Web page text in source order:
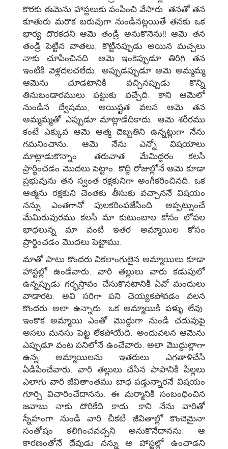
కొరకు ఈమెను హాస్టలుకు పంపించి వేసారు. తనతో తన
కూతురు మరొక బరువుగా నుండినట్లయితే తనకు ఒక
భార్య దొరకదని ఆమె తండ్రి అనుకొనెను!! ఆమె తన
తండ్రి పెట్టిన వాతలు, కొట్టినప్పుడు అయిన మచ్చలు
నాకు చూపించినది. ఆమె ఇంకెప్పుడూ తిరిగి తన
ఇంటికి వెళ్లదలచలేదు. అప్పుడప్పుడూ ఆమె అమ్మమ్మ
ఆమెను చూడటానికి వచ్చినప్పుడు కొన్ని
తినుబండారములు పట్టుకు వచ్చేది. కాని ఆమెలో
నుండిన ద్వేషము, అయిష్టత వలన ఆమె తన
అమ్మమ్మతో ఎప్పుడూ మాట్లాడేదికాదు. ఆమె శరీరము
కంటే ఎక్కువ ఆమె ఆత్మ దెబ్బతిని ఉన్నట్లుగా నేను
గమనించాను. ఆమె నేను ఎన్నో విషయాలు
మాట్లాడుకొన్నాం. తరువాత మేమిద్దరం కలసి
ప్రార్థించడం మొదలు పెట్టాం. కొద్ది రోజుల్లోనే ఆమె కూడా
ప్రభువును తన స్వంత రక్షకునిగా అంగీకరించినది. ఒక
ఆత్మను రక్షకుని చెంతకు తీసుకు వచ్చాననే విషయం
నన్ను ఎంతగానో పులకరింపజేసింది. అప్పట్నుంచే
మేమిరువురము కలసి మా కుటుంబాల కోసం లోపల
భాధలున్న మా వంటి ఇతర అమ్మాయిల కోసం
ప్రార్థించడం మొదలు పెట్టాము.
మాతో పాటు కొందరు వికలాంగులైన అమ్మాయిలు కూడా
హాస్టల్లో ఉండేవారు. వారి తల్లులు వారు కడుపులో
ఉన్నప్పుడు గర్భస్రావం చేసుకొనటానికి ఏవో మందులు
వాడారట. అవి సరిగా పని చెయ్యకపోవడం వలన
కొందరు అలా ఉన్నారు. ఒక అమ్మాయికి పళ్ళు లేవు.
ఇంకొక అమ్మాయి ఎంతో మొద్దుగా నుండి చదువుపై
అసలు మనసు పెట్ట లేకపోయేది. అందువలన ఆమెను
ఎప్పుడూ వంట పనిలోనే ఉంచేవారు. అలా మొద్దుల్లాగా
ఉన్న అమ్మాయిలను ఇతరులు ఎగతాళిచేసి
ఏడిపించేవారు. వారి తల్లులు చేసిన పాపానికి పిల్లలు
ఎలాగు వారి జీవితాంతము బాధ పడ్తున్నారనే విషయం
గూర్చి విచారించేదానను. ఈ మర్మానికి సంబంధించిన
జవాబు నాకు దొరికేది కాదు. కాని నేను వారితో
స్నేహంగా నుండి వారి చీకటి జీవితాల్లో కొంచెమైనా
సంతోషం కలిగించవచ్చని అనుకొనేదానను. ఆ
కారణంతోనే దేవుడు నన్ను ఆ హాస్టల్లో ఉంచాడని